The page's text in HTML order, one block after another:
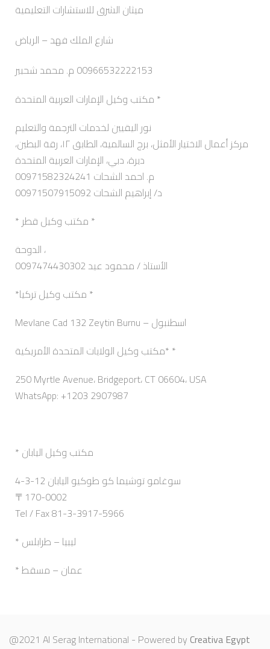
ميثان الشرق للاستشارات التعليمية
شارع الملك فهد – الرياض
00966532222153 م. محمد شحبير
مكتب وكيل الإمارات العربية المتحدة *
نور اليقيين لخدمات الترجمة والتعليم
مركز أعمال الاختيار الأمثل، برج السالمية، الطابق ١٢، رقة البطين،
ديرة، دبي، الإمارات العربية المتحدة
م. احمد الشحات 00971582324241
د/ إبراهيم الشحات 00971507915092
* مكتب وكيل قطر *
الدوحة ،
0097474430302 الأستاذ / محمود عيد
*مكتب وكيل تركيا *
Mevlane Cad 132 Zeytin Burnu – اسطنبول
مكتب وكيل الولايات المتحدة الأمريكية* *
250 Myrtle Avenue، Bridgeport، CT 06604، USA
WhatsApp: +1203 2907987
* مكتب وكيل اليابان
4-3-12 سوغامو توشيما كو طوكيو اليابان
〒170-0002
Tel / Fax 81-3-3917-5966
* ليبيا – طرابلس
* عمان – مسقط
@2021 Al Serag International - Powered byCreativa Egypt